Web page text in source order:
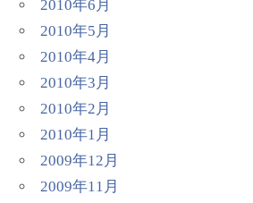
2010年6月
2010年5月
2010年4月
2010年3月
2010年2月
2010年1月
2009年12月
2009年11月